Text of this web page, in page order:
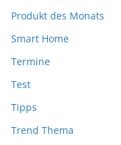
Produkt des Monats
Smart Home
Termine
Test
Tipps
Trend Thema